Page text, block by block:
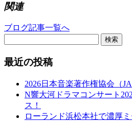
関連
ブログ記事一覧へ
検索
最近の投稿
2026日本音楽著作権協会（
N響大河ドラマコンサート
ス！
ローランド浜松本社で濃厚